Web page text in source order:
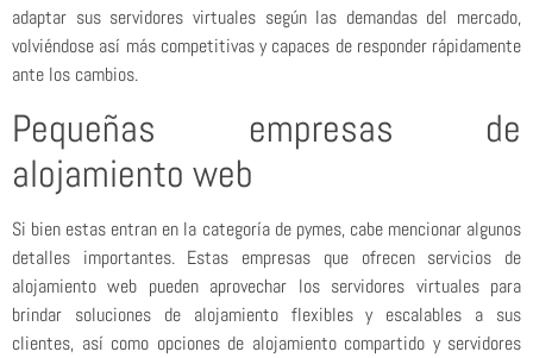
adaptar sus servidores virtuales según las demandas del mercado,
volviéndose así más competitivas y capaces de responder rápidamente
ante los cambios.
Pequeñas empresas de
alojamiento web
Si bien estas entran en la categoría de pymes, cabe mencionar algunos
detalles importantes. Estas empresas que ofrecen servicios de
alojamiento web pueden aprovechar los servidores virtuales para
brindar soluciones de alojamiento flexibles y escalables a sus
clientes, así como opciones de alojamiento compartido y servidores